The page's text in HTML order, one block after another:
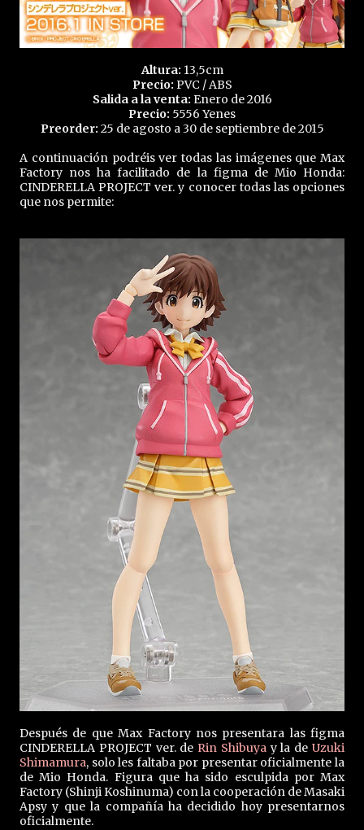
Altura: 13,5cm
Precio: PVC / ABS
Salida a la venta: Enero de 2016
Precio: 5556 Yenes
Preorder: 25 de agosto a 30 de septiembre de 2015
A continuación podréis ver todas las imágenes que Max
Factory nos ha facilitado de la figma de Mio Honda:
CINDERELLA PROJECT ver. y conocer todas las opciones
que nos permite:
Después de que Max Factory nos presentara las figma
CINDERELLA PROJECT ver. deRin Shibuyay la deUzuki
Shimamura, solo les faltaba por presentar oficialmente la
de Mio Honda. Figura que ha sido esculpida por Max
Factory (Shinji Koshinuma) con la cooperación de Masaki
Apsy y que la compañía ha decidido hoy presentarnos
oficialmente.